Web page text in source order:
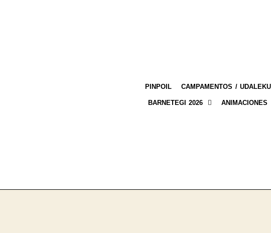
PINPOIL CAMPAMENTOS /
BARNETEGI 2026 ANIMACIONES